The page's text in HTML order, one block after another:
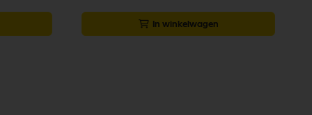
In winkelwagen